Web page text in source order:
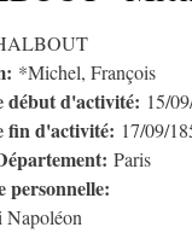
*Michel, François
début d'activité: 15/
fin d'activité: 17/09/
Paris
personnelle:
Napoléon